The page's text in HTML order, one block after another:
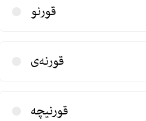
قورنو
قورنه‌ی
قورنیچه